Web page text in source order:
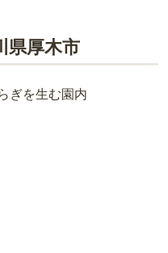
県厚木市